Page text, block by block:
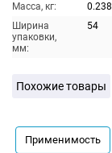
Масса, кг:
0.238
Ширина
упаковки,
мм:
54
Похожие товары
Применимость